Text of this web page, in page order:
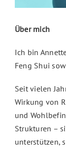
Über mich
Ich bin
Feng Shui
Seit vielen
Wirkung von
und
Strukturen –
unterstützen,